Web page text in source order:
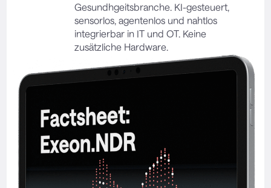
Gesundhgeitsbranche. KI-gesteuert,
sensorlos, agentenlos und nahtlos
integrierbar in IT und OT. Keine
zusätzliche Hardware.